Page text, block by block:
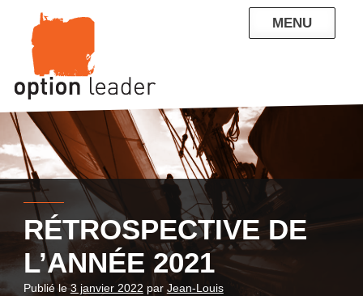
content
MENU
PARTICULIERS
RÉTROSPECTIVE DE
L’ANNÉE 2021
Publié le3 janvier 2022par Jean-Louis